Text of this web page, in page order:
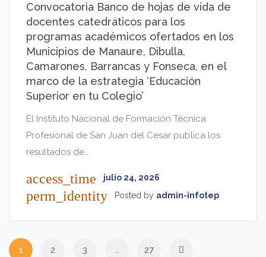
Convocatoria Banco de hojas de vida de
docentes catedráticos para los
programas académicos ofertados en los
Municipios de Manaure, Dibulla,
Camarones, Barrancas y Fonseca, en el
marco de la estrategia ‘Educación
Superior en tu Colegio’
El Instituto Nacional de Formación Técnica
Profesional de San Juan del Cesar publica los
resultados de…
access_time julio 24, 2026
perm_identity Posted by admin-infotep
1 2 3 … 27